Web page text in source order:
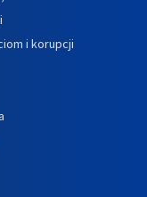
i korupcji